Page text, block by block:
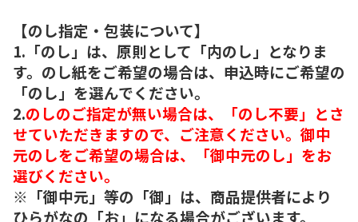
【のし指定・包装について】
1.「のし」は、原則として「内のし」となりま
す。のし紙をご希望の場合は、申込時にご希望の
「のし」を選んでください。
2.のしのご指定が無い場合は、「のし不要」とさ
せていただきますので、ご注意ください。御中
元のしをご希望の場合は、「御中元のし」をお
選びください。
※「御中元」等の「御」は、商品提供者により
ひらがなの「お」になる場合がございます。